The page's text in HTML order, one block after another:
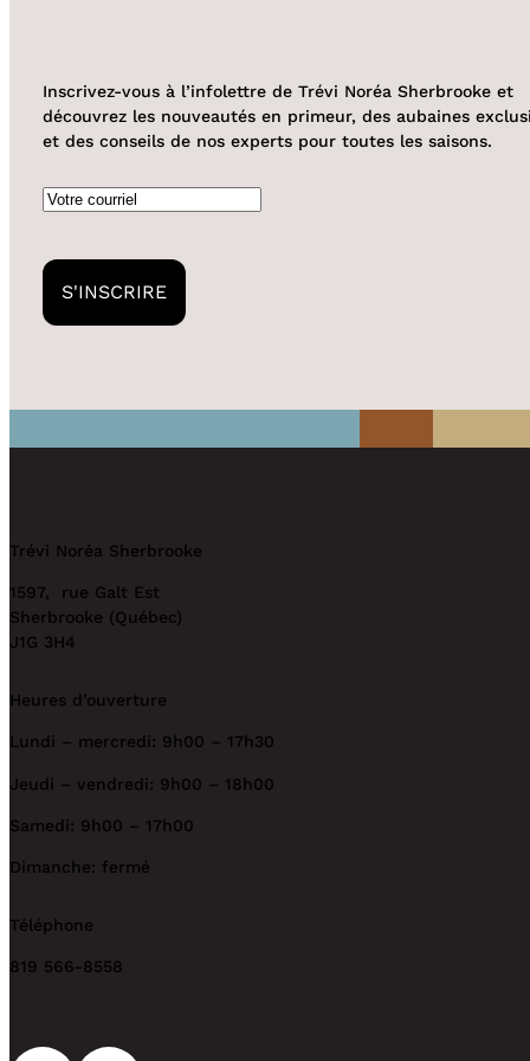
Inscrivez-vous à l’infolettre de Trévi Noréa Sherbrooke et
découvrez les nouveautés en primeur, des aubaines
et des conseils de nos experts pour toutes les saisons.
Courriel
S'INSCRIRE
Trévi Noréa Sherbrooke
1597, rue Galt Est
Sherbrooke (Québec)
J1G 3H4
Heures d’ouverture
Lundi – mercredi: 9h00 – 17h30
Jeudi – vendredi: 9h00 – 18h00
Samedi: 9h00 – 17h00
Dimanche: fermé
Téléphone
819 566-8558